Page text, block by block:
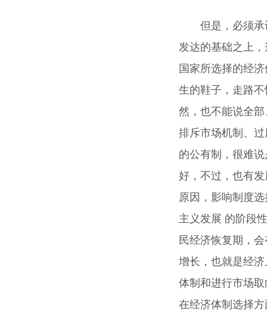
但是，必须
发达的基础之上
国家所选择的经
生的鞋子，走路
然，也不能说全
排斥市场机制、
的公有制，很难
好，不过，也有
原因，影响制度
主义发展 的阶段
民经济恢复期，
增长，也就是经
体制和进行市场
在经济体制选择